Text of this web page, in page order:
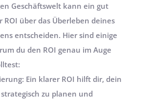
Geschäftswelt kann ein gut
ROI über das Überleben deines
entscheiden. Hier sind einige
du den ROI genau im Auge
Ein klarer ROI hilft dir, dein
zu planen und